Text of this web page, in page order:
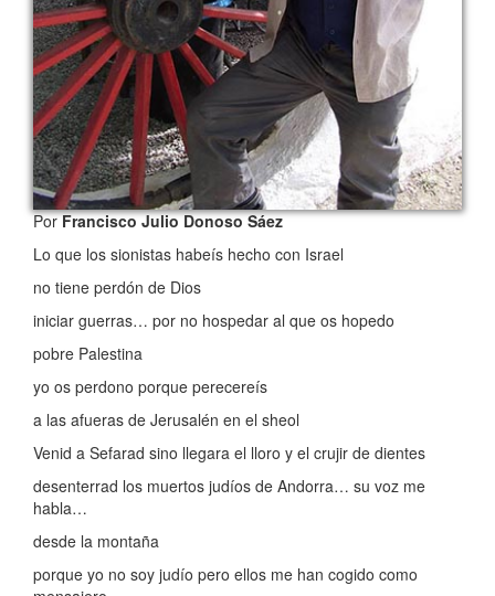
PorFrancisco Julio Donoso Sáez
Lo que los sionistas habeís hecho con Israel
no tiene perdón de Dios
iniciar guerras… por no hospedar al que os hopedo
pobre Palestina
yo os perdono porque perecereís
a las afueras de Jerusalén en el sheol
Venid a Sefarad sino llegara el lloro y el crujir de dientes
desenterrad los muertos judíos de Andorra… su voz me
habla…
desde la montaña
porque yo no soy judío pero ellos me han cogido como